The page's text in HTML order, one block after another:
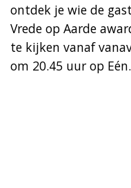
ontdek je wie de
Vrede op Aarde
te kijken vanaf
om 20.45 uur op Eén.